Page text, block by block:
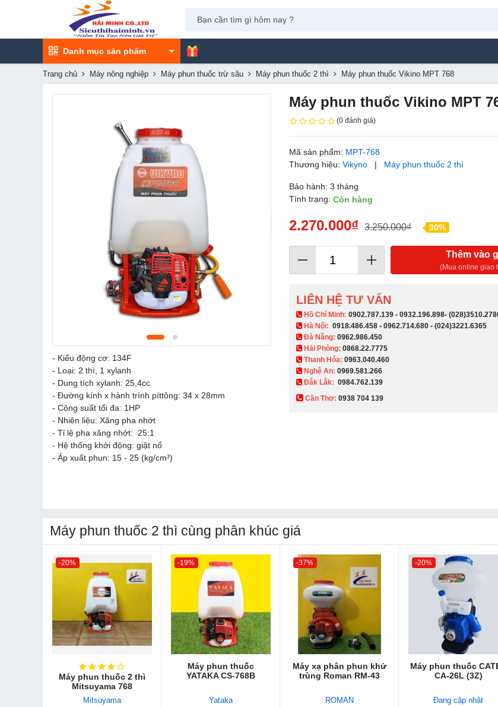
Danh mục sản phẩm Máy
Trang chủ Máy nông nghiệp Máy phun thuốc trừ sâu Máy phun thuốc 2 thì Máy phun thuốc Vikino MPT 768
- Kiểu động cơ: 134F
- Loại: 2 thì, 1 xylanh
- Dung tích xylanh: 25,4cc
- Đường kính x hành trình píttông: 34 x 28mm
- Công suất tối đa: 1HP
- Nhiên liệu: Xăng pha nhớt
- Tỉ lệ pha xăng nhớt: 25:1
- Hệ thống khởi động: giật nổ
- Áp xuất phun: 15 - 25 (kg/cm³)
Máy phun thuốc Vikino MPT
(0 đánh giá)
Mã sản phẩm: MPT-768
Thương hiệu:Vikyno | Máy phun thuốc 2 thì
Bảo hành: 3 tháng
Tình trạng:Còn hàng
2.270.000₫ 3.250.000₫ 30%
Thêm vào
(Mua online giao
LIÊN HỆ TƯ VẤN
​ Hồ Chí Minh:0902.787.139 -0932.196.898-
Hà Nội:0918.486.458 -0962.714.680 -(024)3221.6365
Đà Nẵng:0962.986.450
Hải Phòng:0868.22.7775
Thanh Hóa:0963.040.460
Nghệ An:0969.581.266
Đắk Lắk: 0984.762.139
Cần Thơ:0938 704 139​
Máy phun thuốc 2 thì cùng phân khúc giá
-20%
Máy phun thuốc 2 thì
Mitsuyama 768
Mitsuyama
-19%
Máy phun thuốc
YATAKA CS-768B
Yataka
-37%
Máy xạ phân phun khử
trùng Roman RM-43
ROMAN
-20%
Máy phun thuốc
CA-26L (3Z)
Đang cập nhật